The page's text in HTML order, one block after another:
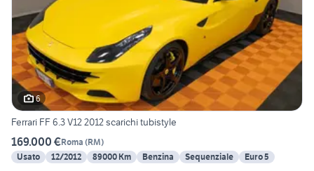
6
Ferrari FF 6.3 V12 2012 scarichi tubistyle
169.000 €Roma (RM)
Usato
12/2012 89000 Km Benzina Sequenziale Euro 5